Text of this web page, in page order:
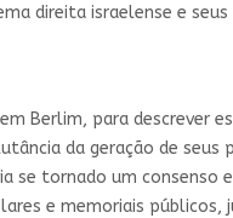
direita israelense e
Berlim, para descrever
da geração de seus
se tornado um consenso
e memoriais públicos,